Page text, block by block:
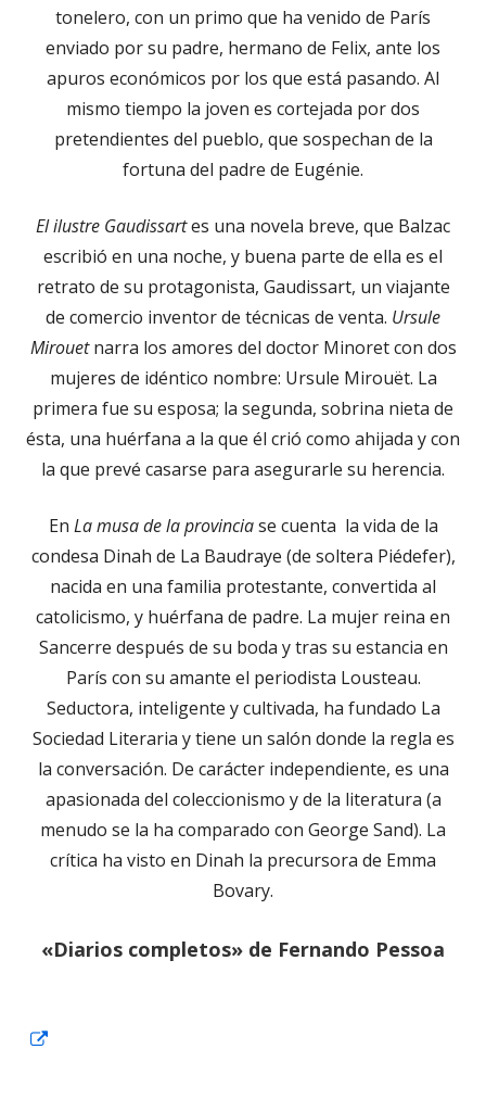
tonelero, con un primo que ha venido de París
enviado por su padre, hermano de Felix, ante los
apuros económicos por los que está pasando. Al
mismo tiempo la joven es cortejada por dos
pretendientes del pueblo, que sospechan de la
fortuna del padre de Eugénie.
El ilustre Gaudissartes una novela breve, que Balzac
escribió en una noche, y buena parte de ella es el
retrato de su protagonista, Gaudissart, un viajante
de comercio inventor de técnicas de venta. Ursule
Mirouetnarra los amores del doctor Minoret con dos
mujeres de idéntico nombre: Ursule Mirouët. La
primera fue su esposa; la segunda, sobrina nieta de
ésta, una huérfana a la que él crió como ahijada y con
la que prevé casarse para asegurarle su herencia.
En La musa de la provinciase cuenta la vida de la
condesa Dinah de La Baudraye (de soltera Piédefer),
nacida en una familia protestante, convertida al
catolicismo, y huérfana de padre. La mujer reina en
Sancerre después de su boda y tras su estancia en
París con su amante el periodista Lousteau.
Seductora, inteligente y cultivada, ha fundado La
Sociedad Literaria y tiene un salón donde la regla es
la conversación. De carácter independiente, es una
apasionada del coleccionismo y de la literatura (a
menudo se la ha comparado con George Sand). La
crítica ha visto en Dinah la precursora de Emma
Bovary.
«Diarios completos» de Fernando Pessoa